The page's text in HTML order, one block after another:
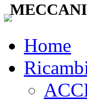
Home